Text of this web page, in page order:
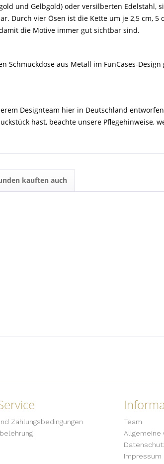
und Gelbgold) oder versilberten
Durch vier Ösen ist die Kette um je 2,5 cm,
die Motive immer gut sichtbar sind.
Schmuckdose aus Metall im FunCases-
Designteam hier in Deutschland
hast, beachte unsere Pflegehinweise,
kauften auch
Zahlungsbedingungen
Team
Allgemeine
Impressum